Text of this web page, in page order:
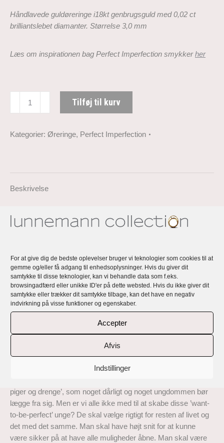
For at give dig de bedste oplevelser bruger vi teknologier som cookies til at
gemme og/eller få adgang til enhedsoplysninger. Hvis du giver dit
samtykke til disse teknologier, kan vi behandle data som f.eks.
browsingadfærd eller unikke ID'er på dette websted. Hvis du ikke giver dit
samtykke eller trækker dit samtykke tilbage, kan det have en negativ
indvirkning på visse funktioner og egenskaber.
Accepter
Afvis
Indstillinger
Håndlavede guldøreringe i18kt genbrugsguld med 0,02 ct
brilliantslebet diamanter. Størrelse 3,0 mm
Læs om inspirationen bag Perfect Imperfection smykkerher
guldørestik
Tilføj til kurv
Kategorier: Øreringe, Perfect Imperfection
Beskrivelse
Lunnemann Perfect Imperfection… – en
Rikke Lunnemanns smykker er håndlavede, eksklusive,
unikke og alle personlige med en fortælling og et budskab.
Lunnemann Perfect Imperfection… er en kollektion af ringe og
øreringe, der er håndlavet i 18 karat genbrugsguld med top
kvalitet responsible sourced diamanter og naturligt farvede
safirer
Inspirationen bag disse smykker kan du læse her:
‘Nogen gange bliver jeg så forpustet af alle de krav livet byder
piger og drenge’, som noget dårligt og noget ungdommen bør
lægge fra sig. Men er vi alle ikke med til at skabe disse ’want-
to-be-perfect’ unge? De skal vælge rigtigt for resten af livet og
det med det samme. Man skal have højt snit for at kunne
være sikker på at have alle muligheder åbne. Man skal være